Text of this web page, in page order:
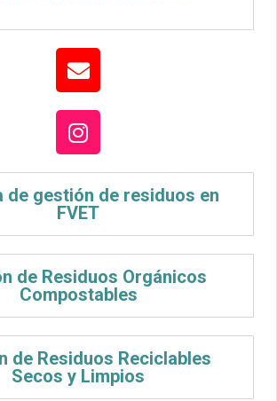
de gestión de residuos en
FVET
de Residuos Orgánicos
Compostables
de Residuos Reciclables
Secos y Limpios